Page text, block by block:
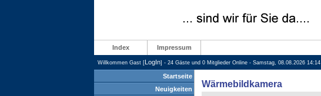
Index Impressum
Willkommen Gast [LogIn] - 24 Gäste und 0 Mitglieder Online - Samstag, 08.08.2026 14:14
Startseite
Neuigkeiten
Wärmebildkamera